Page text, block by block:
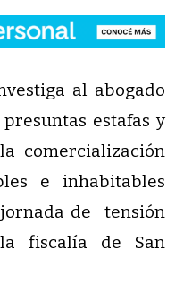
al abogado
estafas y
comercialización
e inhabitables
de tensión
fiscalía de San